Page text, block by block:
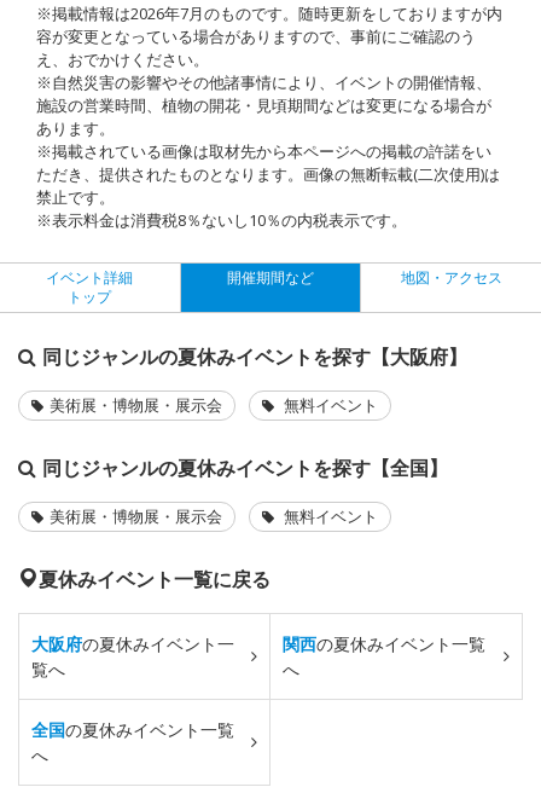
※掲載情報は2026年7月のものです。随時更新をしておりますが内
容が変更となっている場合がありますので、事前にご確認のう
え、おでかけください。
※自然災害の影響やその他諸事情により、イベントの開催情報、
施設の営業時間、植物の開花・見頃期間などは変更になる場合が
あります。
※掲載されている画像は取材先から本ページへの掲載の許諾をい
ただき、提供されたものとなります。画像の無断転載(二次使用)は
禁止です。
※表示料金は消費税8％ないし10％の内税表示です。
イベント詳細
トップ
開催期間など 地図・アクセス
同じジャンルの夏休みイベントを探す【大阪府】
美術展・博物展・展示会 無料イベント
同じジャンルの夏休みイベントを探す【全国】
美術展・博物展・展示会 無料イベント
夏休みイベント一覧に戻る
大阪府の夏休みイベント一
覧へ
関西の夏休みイベント一覧
へ
全国の夏休みイベント一覧
へ